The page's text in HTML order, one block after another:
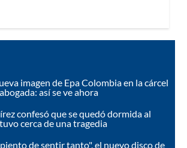
imagen de Epa Colombia en la cárcel
así se ve ahora
confesó que se quedó dormida al
cerca de una tragedia
de sentir tanto", el nuevo disco de